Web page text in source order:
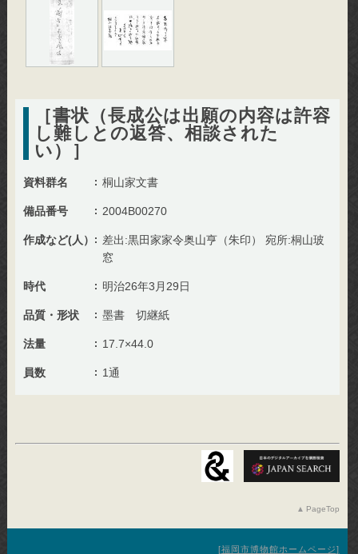
［書状（長成公は出願の内容は許容
し難しとの返答、相談された
い）］
資料群名 桐山家文書
備品番号 2004B00270
作成など(人）
差出:黒田家家令奥山亨（朱印） 宛所:桐山玻
窓
時代 明治26年3月29日
品質・形状 墨書 切継紙
法量 17.7×44.0
員数 1通
PageTop
福岡市博物館ホームページ